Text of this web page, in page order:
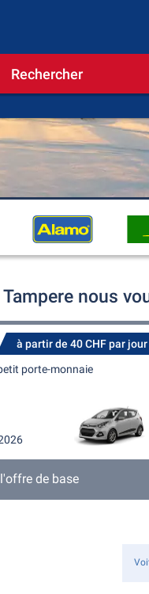
Rechercher
Tampere nous
à partir de 40 CHF par jour
porte-monnaie
de base